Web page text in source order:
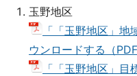
玉野地区
「「玉野地区」
ウンロードする（
「「玉野地区」